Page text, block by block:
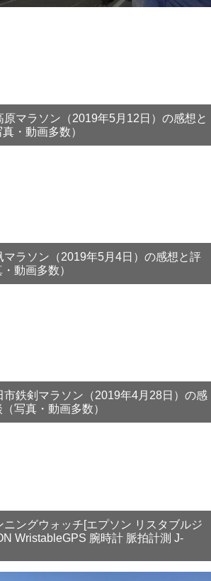
マラソン（2019年5月12日）の感想と
・動画多数）
マラソン（2019年5月4日）の感想と評
動画多数）
市鉄剣マラソン（2019年4月28日）の感
写真・動画多数）
ニングウォッチ[エプソン リスタブルジ
WristableGPS 腕時計 脈拍計測 J-